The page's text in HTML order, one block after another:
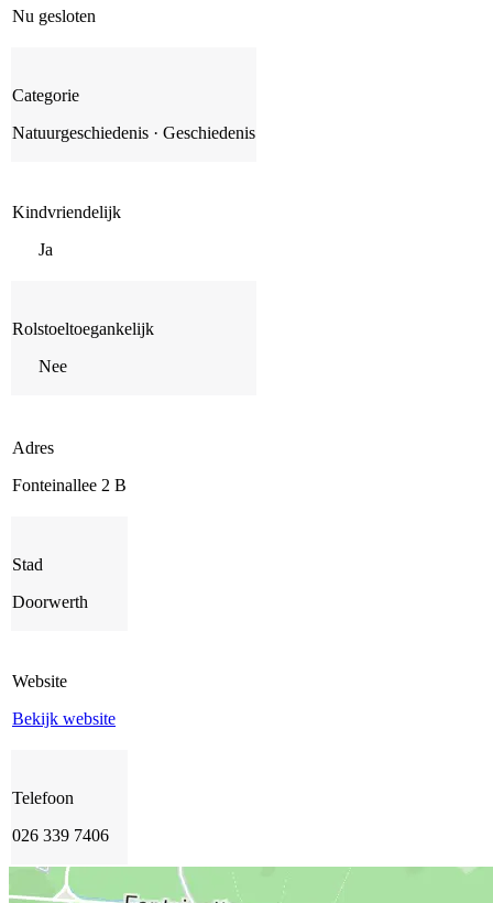
Nu gesloten
Categorie
Natuurgeschiedenis · Geschiedenis
Kindvriendelijk
Ja
Rolstoeltoegankelijk
Nee
Adres
Fonteinallee 2 B
Stad
Doorwerth
Website
Bekijk website
Telefoon
026 339 7406